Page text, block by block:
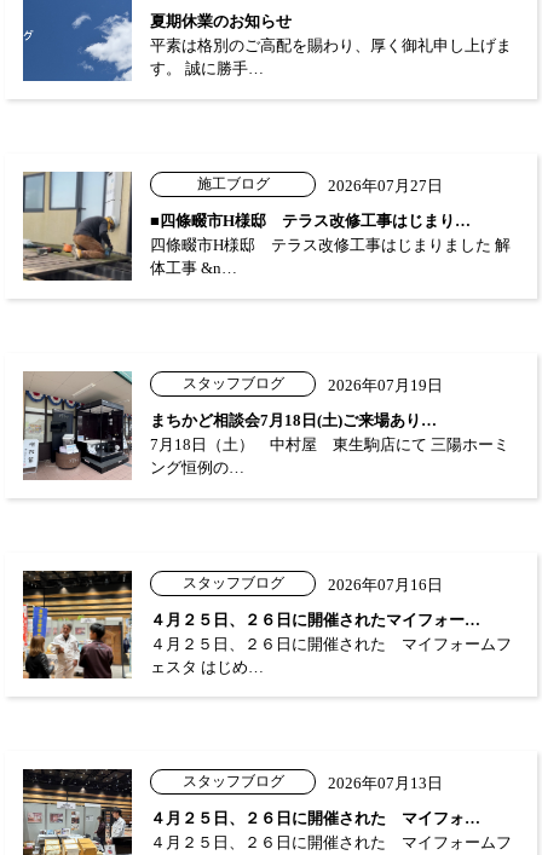
夏期休業のお知らせ
平素は格別のご高配を賜わり、厚く御礼申し上げま
す。 誠に勝手…
施工ブログ
2026年07月27日
■四條畷市H様邸 テラス改修工事はじまり…
四條畷市H様邸 テラス改修工事はじまりました 解
体工事 &n…
スタッフブログ
2026年07月19日
まちかど相談会7月18日(土)ご来場あり…
7月18日（土） 中村屋 東生駒店にて 三陽ホーミ
ング恒例の…
スタッフブログ
2026年07月16日
４月２５日、２６日に開催されたマイフォー…
４月２５日、２６日に開催された マイフォームフ
ェスタ はじめ…
スタッフブログ
2026年07月13日
４月２５日、２６日に開催された マイフォ…
４月２５日、２６日に開催された マイフォームフ